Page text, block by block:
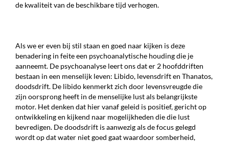
de kwaliteit van de beschikbare tijd verhogen.
Als we er even bij stil staan en goed naar kijken is deze
benadering in feite een psychoanalytische houding die je
aanneemt. De psychoanalyse leert ons dat er 2 hoofddriften
bestaan in een menselijk leven: Libido, levensdrift en Thanatos,
doodsdrift. De libido kenmerkt zich door levensvreugde die
zijn oorsprong heeft in de menselijke lust als belangrijkste
motor. Het denken dat hier vanaf geleid is positief, gericht op
ontwikkeling en kijkend naar mogelijkheden die die lust
bevredigen. De doodsdrift is aanwezig als de focus gelegd
wordt op dat water niet goed gaat waardoor somberheid,